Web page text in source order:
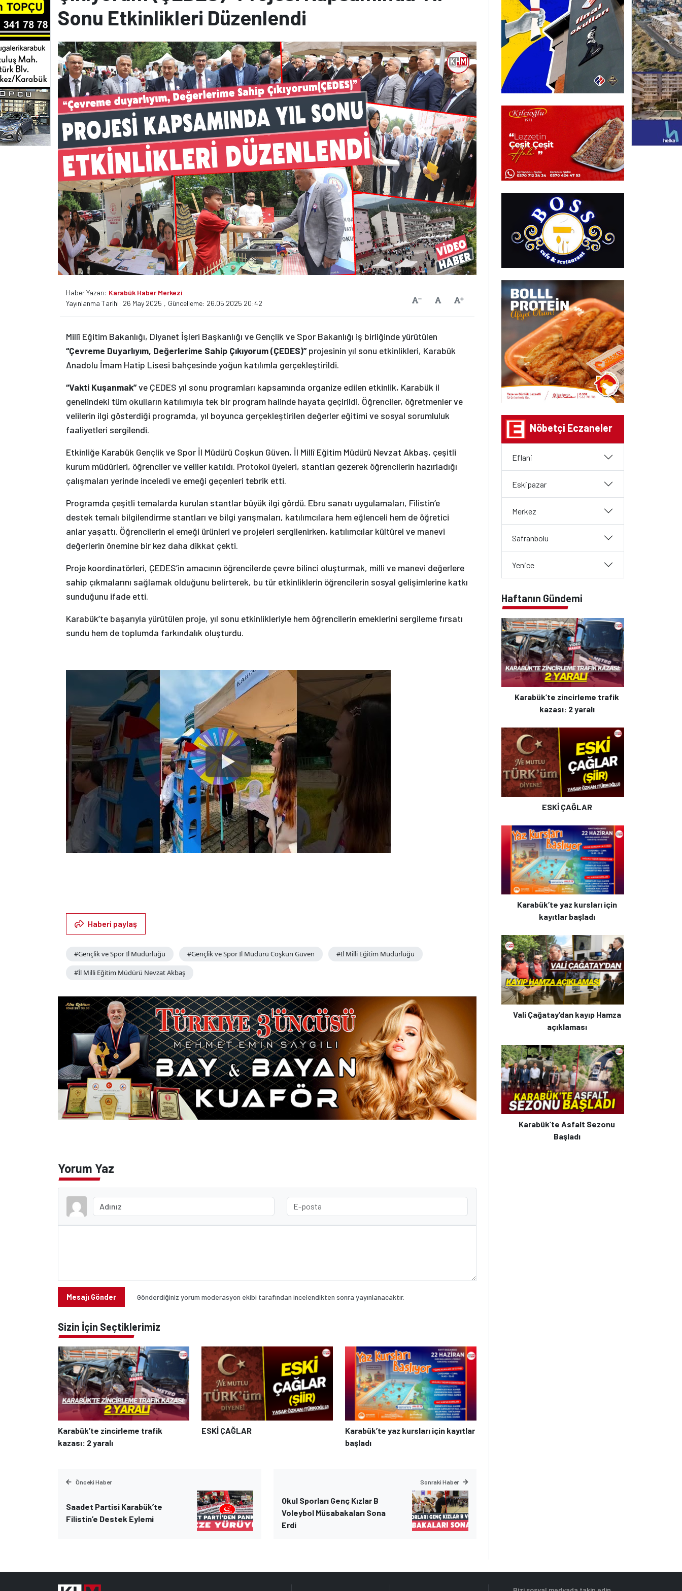
Sonu Etkinlikleri Düzenlendi
Haber Yazarı: Karabük Haber Merkezi
Yayınlanma Tarihi: 26 May 2025 , Güncelleme: 26.05.2025 20:42 Yazıyı KüçültVarsayılanYazıyı Büyüt
Millî Eğitim Bakanlığı, Diyanet İşleri Başkanlığı ve Gençlik ve Spor Bakanlığı iş birliğinde yürütülen
“Çevreme Duyarlıyım, Değerlerime Sahip Çıkıyorum (ÇEDES)”projesinin yıl sonu etkinlikleri, Karabük
Anadolu İmam Hatip Lisesi bahçesinde yoğun katılımla gerçekleştirildi.
“Vakti Kuşanmak”ve ÇEDES yıl sonu programları kapsamında organize edilen etkinlik, Karabük il
genelindeki tüm okulların katılımıyla tek bir program halinde hayata geçirildi. Öğrenciler, öğretmenler ve
velilerin ilgi gösterdiği programda, yıl boyunca gerçekleştirilen değerler eğitimi ve sosyal sorumluluk
faaliyetleri sergilendi.
Etkinliğe Karabük Gençlik ve Spor İl Müdürü Coşkun Güven, İl Millî Eğitim Müdürü Nevzat Akbaş, çeşitli
kurum müdürleri, öğrenciler ve veliler katıldı. Protokol üyeleri, stantları gezerek öğrencilerin hazırladığı
çalışmaları yerinde inceledi ve emeği geçenleri tebrik etti.
Programda çeşitli temalarda kurulan stantlar büyük ilgi gördü. Ebru sanatı uygulamaları, Filistin’e
destek temalı bilgilendirme stantları ve bilgi yarışmaları, katılımcılara hem eğlenceli hem de öğretici
anlar yaşattı. Öğrencilerin el emeği ürünleri ve projeleri sergilenirken, katılımcılar kültürel ve manevi
değerlerin önemine bir kez daha dikkat çekti.
Proje koordinatörleri, ÇEDES’in amacının öğrencilerde çevre bilinci oluşturmak, milli ve manevi değerlere
sahip çıkmalarını sağlamak olduğunu belirterek, bu tür etkinliklerin öğrencilerin sosyal gelişimlerine katkı
sunduğunu ifade etti.
Karabük’te başarıyla yürütülen proje, yıl sonu etkinlikleriyle hem öğrencilerin emeklerini sergileme fırsatı
sundu hem de toplumda farkındalık oluşturdu.
Haberi paylaş
#Gençlik ve Spor İl Müdürlüğü #Gençlik ve Spor İl Müdürü Coşkun Güven #İl Milli Eğitim Müdürlüğü
#İl Milli Eğitim Müdürü Nevzat Akbaş
Yorum Yaz
Mesajı Gönder Gönderdiğiniz yorum moderasyon ekibi tarafından incelendikten sonra yayınlanacaktır.
Sizin İçin Seçtiklerimiz
Karabük’te zincirleme trafik
kazası: 2 yaralı
ESKİ ÇAĞLAR
Karabük’te yaz kursları için kayıtlar
başladı
Önceki Haber
Saadet Partisi Karabük’te
Filistin’e Destek Eylemi
Sonraki Haber
Okul Sporları Genç Kızlar B
Voleybol Müsabakaları Sona
Erdi
Nöbetçi Eczaneler
Eflani
Eskipazar
Merkez
Safranbolu
Yenice
Haftanın Gündemi
Karabük’te zincirleme trafik
kazası: 2 yaralı
ESKİ ÇAĞLAR
Karabük’te yaz kursları için
kayıtlar başladı
Vali Çağatay’dan kayıp Hamza
açıklaması
Karabük’te Asfalt Sezonu
Başladı